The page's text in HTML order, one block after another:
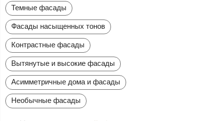
Темные фасады
Фасады насыщенных тонов
Контрастные фасады
Вытянутые и высокие фасады
Асимметричные дома и фасады
Необычные фасады